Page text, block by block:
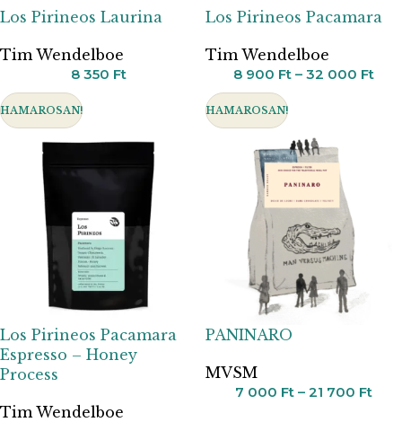
Los Pirineos Laurina
Tim Wendelboe
8 350 Ft
Los Pirineos Pacamara
Tim Wendelboe
8 900 Ft – 32 000 Ft
HAMAROSAN!
Los Pirineos Pacamara
Espresso – Honey
Process
Tim Wendelboe
HAMAROSAN!
PANINARO
MVSM
7 000 Ft – 21 700 Ft